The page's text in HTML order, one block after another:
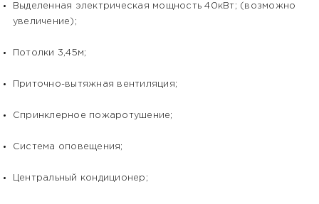
Выделенная электрическая мощность 40кВт; (возможно
увеличение);
Потолки 3,45м;
Приточно-вытяжная вентиляция;
Спринклерное пожаротушение;
Система оповещения;
Центральный кондиционер;